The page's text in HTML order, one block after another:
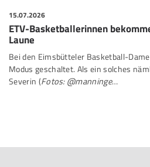
15.07.2026
ETV-Basketballerinnen
Laune
Bei den Eimsbütteler Basketball-
Modus geschaltet. Als ein solches
Severin (Fotos: @manninge…